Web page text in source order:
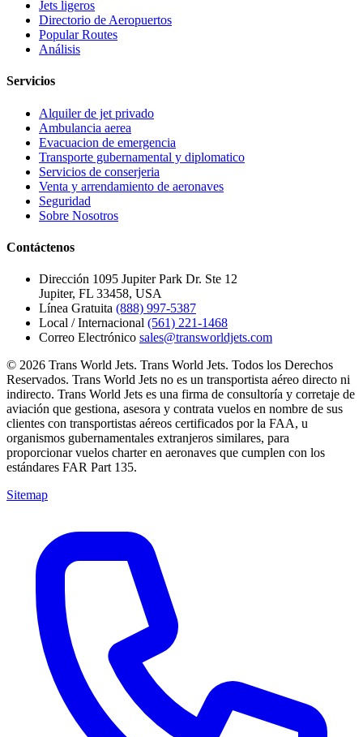
Jets ligeros
Directorio de Aeropuertos
Popular Routes
Análisis
Servicios
Alquiler de jet privado
Ambulancia aerea
Evacuacion de emergencia
Transporte gubernamental y diplomatico
Servicios de conserjeria
Venta y arrendamiento de aeronaves
Seguridad
Sobre Nosotros
Contáctenos
Dirección 1095 Jupiter Park Dr. Ste 12
Jupiter, FL 33458, USA
Línea Gratuita (888) 997-5387
Local / Internacional (561) 221-1468
Correo Electrónico sales@transworldjets.com
© 2026 Trans World Jets. Trans World Jets. Todos los Derechos
Reservados. Trans World Jets no es un transportista aéreo directo ni
indirecto. Trans World Jets es una firma de consultoría y corretaje de
aviación que gestiona, asesora y contrata vuelos en nombre de sus
clientes con transportistas aéreos certificados por la FAA, u
organismos gubernamentales extranjeros similares, para
proporcionar vuelos charter en aeronaves que cumplen con los
estándares FAR Part 135.
Sitemap